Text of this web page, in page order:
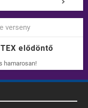
verseny
elődöntő
hamarosan!